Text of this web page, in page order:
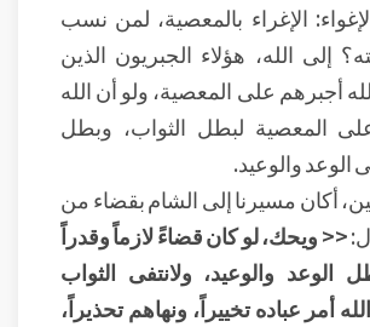
الإغراء بالمعصية، لمن نسب
إلى الله، هؤلاء الجبريون الذين
أجبرهم على المعصية، ولو أن الله
المعصية لبطل الثواب، وبطل
الوعد والوعيد.
أكان مسيرنا إلى الشام بقضاء من
<< ويحك، لو كان قضاءً لازماً وقدراً
الوعد والوعيد، ولانتفى الثواب
أمر عباده تخييراً، ونهاهم تحذيراً،